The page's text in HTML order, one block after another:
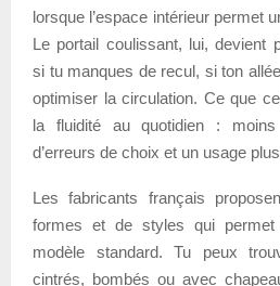
lorsque l’espace intérieur permet
Le portail coulissant, lui, devient
si tu manques de recul, si ton
optimiser la circulation. Ce que
la fluidité au quotidien :
d’erreurs de choix et un usage
Les fabricants français
formes et de styles qui permet
modèle standard. Tu peux
cintrés, bombés ou avec